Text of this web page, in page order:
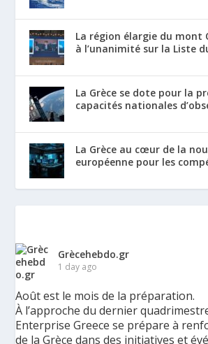
La région élargie du mont
à l’unanimité sur la Liste
La Grèce se dote pour la
capacités nationales
La Grèce au cœur de la
européenne pour les
Grècehebdo.gr
1 day ago
Août est le mois de la préparation.
À l’approche du dernier
Enterprise Greece se prépare à
de la Grèce dans des initiatives et